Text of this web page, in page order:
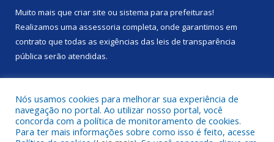
Muito mais que criar site ou sistema para prefeituras!
Realizamos uma assessoria completa, onde garantimos em
contrato que todas as exigências das leis de transparência
pública serão atendidas.
Nós usamos cookies para melhorar sua experiência de
navegação no portal. Ao utilizar nosso portal, você
concorda com a política de monitoramento de cookies.
Para ter mais informações sobre como isso é feito, acesse